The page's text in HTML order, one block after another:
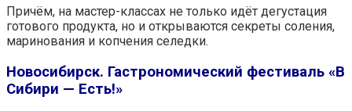
Причём, на мастер-классах не только идёт дегустация
готового продукта, но и открываются секреты соления,
маринования и копчения селедки.
Новосибирск. Гастрономический фестиваль «В
Сибири — Есть!»